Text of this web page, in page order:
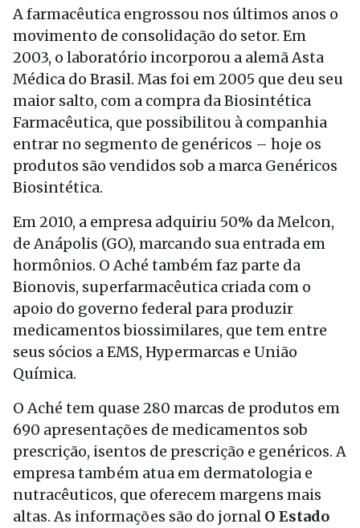
A farmacêutica engrossou nos últimos anos o
movimento de consolidação do setor. Em
2003, o laboratório incorporou a alemã Asta
Médica do Brasil. Mas foi em 2005 que deu seu
maior salto, com a compra da Biosintética
Farmacêutica, que possibilitou à companhia
entrar no segmento de genéricos – hoje os
produtos são vendidos sob a marca Genéricos
Biosintética.
Em 2010, a empresa adquiriu 50% da Melcon,
de Anápolis (GO), marcando sua entrada em
hormônios. O Aché também faz parte da
Bionovis, superfarmacêutica criada com o
apoio do governo federal para produzir
medicamentos biossimilares, que tem entre
seus sócios a EMS, Hypermarcas e União
Química.
O Aché tem quase 280 marcas de produtos em
690 apresentações de medicamentos sob
prescrição, isentos de prescrição e genéricos. A
empresa também atua em dermatologia e
nutracêuticos, que oferecem margens mais
altas. As informações são do jornal O Estado